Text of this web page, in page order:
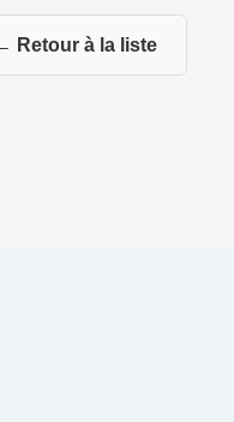
Retour à la liste